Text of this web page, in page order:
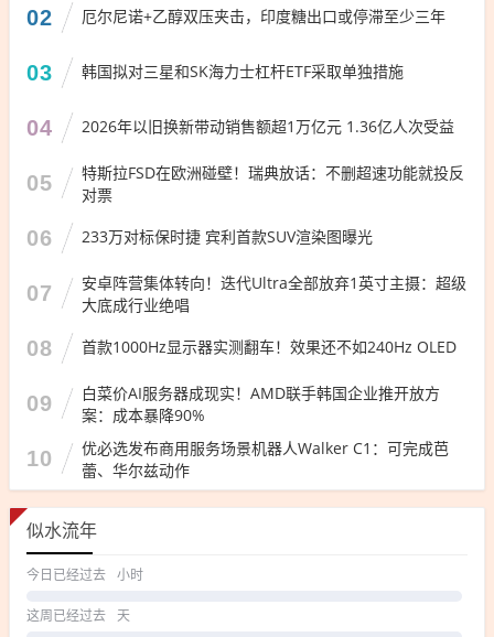
02 厄尔尼诺+乙醇双压夹击，印度糖出口或停滞至少三年
03 韩国拟对三星和SK海力士杠杆ETF采取单独措施
04 2026年以旧换新带动销售额超1万亿元 1.36亿人次受益
05
特斯拉FSD在欧洲碰壁！瑞典放话：不删超速功能就投反
对票
06 233万对标保时捷 宾利首款SUV渲染图曝光
07
安卓阵营集体转向！迭代Ultra全部放弃1英寸主摄：超级
大底成行业绝唱
08 首款1000Hz显示器实测翻车！效果还不如240Hz OLED
09
白菜价AI服务器成现实！AMD联手韩国企业推开放方
案：成本暴降90%
10
优必选发布商用服务场景机器人Walker C1：可完成芭
蕾、华尔兹动作
似水流年
今日已经过去 小时
这周已经过去 天